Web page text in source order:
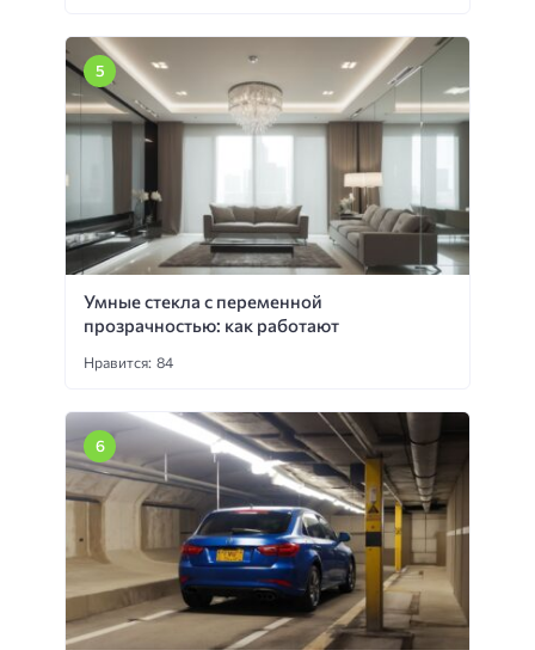
Умные стекла с переменной
прозрачностью: как работают
Нравится: 84